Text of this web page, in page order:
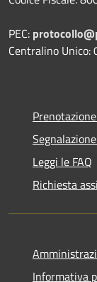
PEC:
Centralino Unico:
Leggi le FAQ
Richiesta
Informativa